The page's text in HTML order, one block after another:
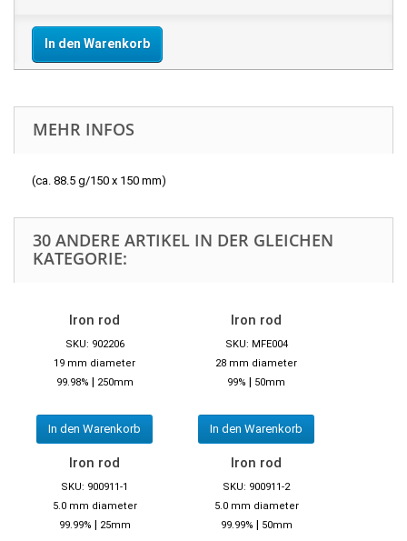
In den Warenkorb
MEHR INFOS
(ca. 88.5 g/150 x 150 mm)
30 ANDERE ARTIKEL IN DER GLEICHEN
KATEGORIE:
Iron rod
SKU: 902206
19 mm diameter
99.98% | 250mm
In den Warenkorb
Iron rod
SKU: MFE004
28 mm diameter
99% | 50mm
In den Warenkorb
Iron rod
SKU: 900911-1
5.0 mm diameter
99.99% | 25mm
Iron rod
SKU: 900911-2
5.0 mm diameter
99.99% | 50mm